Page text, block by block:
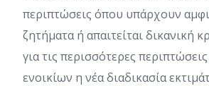
περιπτώσεις όπου υπάρχουν
ζητήματα ή απαιτείται δικανική
για τις περισσότερες
ενοικίων η νέα διαδικασία